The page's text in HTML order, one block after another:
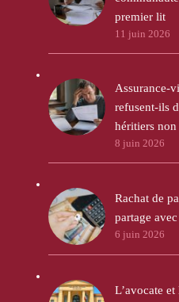
premier lit
11 juin 2026
Assurance-
refusent-ils
héritiers
8 juin 2026
Rachat de
partage
6 juin 2026
L’avocate